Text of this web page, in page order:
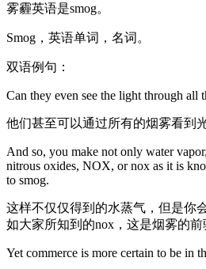
雾霾英语是smog。
Smog，英语单词，名词。
双语例句：
Can they even see the light through all
他们甚至可以通过所有的烟雾看到
And so, you make not only water
nitrous oxides, NOX, or nox as it is
to smog.
这样不仅仅得到的水蒸气，但是你
如大家所知到的nox，这是烟雾的前
Yet commerce is more certain to be in